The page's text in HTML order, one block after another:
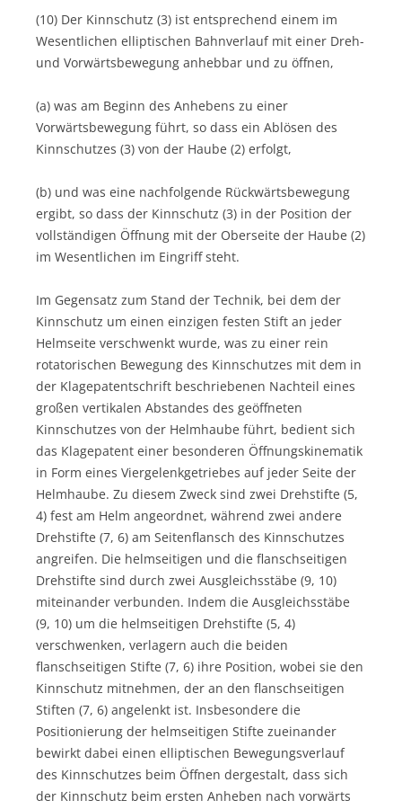
(10) Der Kinnschutz (3) ist entsprechend einem im
Wesentlichen elliptischen Bahnverlauf mit einer Dreh-
und Vorwärtsbewegung anhebbar und zu öffnen,
(a) was am Beginn des Anhebens zu einer
Vorwärtsbewegung führt, so dass ein Ablösen des
Kinnschutzes (3) von der Haube (2) erfolgt,
(b) und was eine nachfolgende Rückwärtsbewegung
ergibt, so dass der Kinnschutz (3) in der Position der
vollständigen Öffnung mit der Oberseite der Haube (2)
im Wesentlichen im Eingriff steht.
Im Gegensatz zum Stand der Technik, bei dem der
Kinnschutz um einen einzigen festen Stift an jeder
Helmseite verschwenkt wurde, was zu einer rein
rotatorischen Bewegung des Kinnschutzes mit dem in
der Klagepatentschrift beschriebenen Nachteil eines
großen vertikalen Abstandes des geöffneten
Kinnschutzes von der Helmhaube führt, bedient sich
das Klagepatent einer besonderen Öffnungskinematik
in Form eines Viergelenkgetriebes auf jeder Seite der
Helmhaube. Zu diesem Zweck sind zwei Drehstifte (5,
4) fest am Helm angeordnet, während zwei andere
Drehstifte (7, 6) am Seitenflansch des Kinnschutzes
angreifen. Die helmseitigen und die flanschseitigen
Drehstifte sind durch zwei Ausgleichsstäbe (9, 10)
miteinander verbunden. Indem die Ausgleichsstäbe
(9, 10) um die helmseitigen Drehstifte (5, 4)
verschwenken, verlagern auch die beiden
flanschseitigen Stifte (7, 6) ihre Position, wobei sie den
Kinnschutz mitnehmen, der an den flanschseitigen
Stiften (7, 6) angelenkt ist. Insbesondere die
Positionierung der helmseitigen Stifte zueinander
bewirkt dabei einen elliptischen Bewegungsverlauf
des Kinnschutzes beim Öffnen dergestalt, dass sich
der Kinnschutz beim ersten Anheben nach vorwärts